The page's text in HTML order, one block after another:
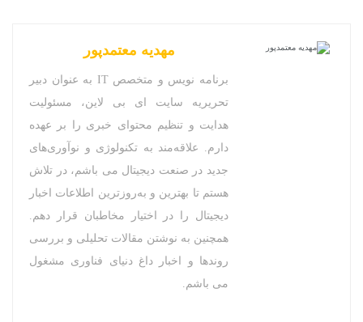
مهدیه معتمدپور
برنامه نویس و متخصص IT به عنوان دبیر
تحریریه سایت ای بی لاین، مسئولیت
هدایت و تنظیم محتوای خبری را بر عهده
دارم. علاقه‌مند به تکنولوژی و نوآوری‌های
جدید در صنعت دیجیتال می باشم، در تلاش
هستم تا بهترین و به‌روزترین اطلاعات اخبار
دیجیتال را در اختیار مخاطبان قرار دهم.
همچنین به نوشتن مقالات تحلیلی و بررسی
روندها و اخبار داغ دنیای فناوری مشغول
می باشم.